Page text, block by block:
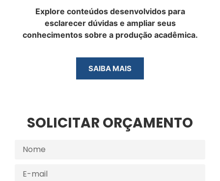
Explore conteúdos desenvolvidos para
esclarecer dúvidas e ampliar seus
conhecimentos sobre a produção acadêmica.
SAIBA MAIS
SOLICITAR ORÇAMENTO